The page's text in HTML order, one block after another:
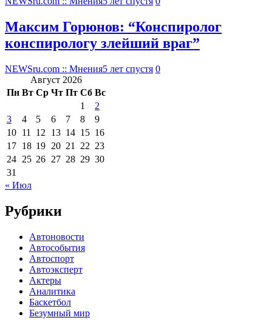
Максим Горюнов: “Конспиролог
конспирологу злейший враг”
NEWSru.com :: Мнения5 лет спустя 0
Август 2026
Пн Вт Ср Чт Пт Сб Вс
1
2
3
4 5 6 7 8
9
10 11 12 13 14 15 16
17 18 19 20 21 22 23
24 25 26 27 28 29 30
31
« Июл
Рубрики
Автоновости
Автособытия
Автоспорт
Автоэксперт
Актеры
Аналитика
Баскетбол
Безумный мир